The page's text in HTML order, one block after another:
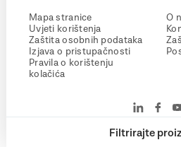
Filtrirajte
Mapa stranice
Uvjeti korištenja
Zaštita osobnih podataka
Izjava o pristupačnosti
Pravila o korištenju
kolačića
O